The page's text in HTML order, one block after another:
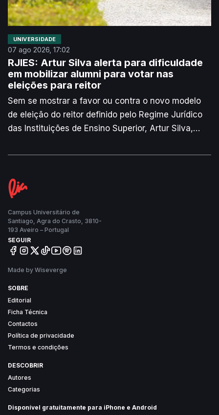
UNIVERSIDADE
07 ago 2026, 17:02
RJIES: Artur Silva alerta para dificuldade
em mobilizar alumni para votar nas
eleições para reitor
Sem se mostrar a favor ou contra o novo modelo
de eleição do reitor definido pelo Regime Jurídico
das Instituições de Ensino Superior, Artur Silva,
manifestou alguma preocupação face à
responsável assinala que pode ser difícil recensear
centenas de milhares de pessoas e que uma
eleição pouco participada pode ser “condicionada”.
Campus Universitário de
Santiago, Agra do Crasto, 3810-
193 Aveiro – Portugal
SEGUIR
Made by Wiseverge
SOBRE
Editorial
Ficha Técnica
Contactos
Política de privacidade
Termos e condições
DESCOBRIR
Autores
Categorias
Disponível gratuitamente para iPhone e Android